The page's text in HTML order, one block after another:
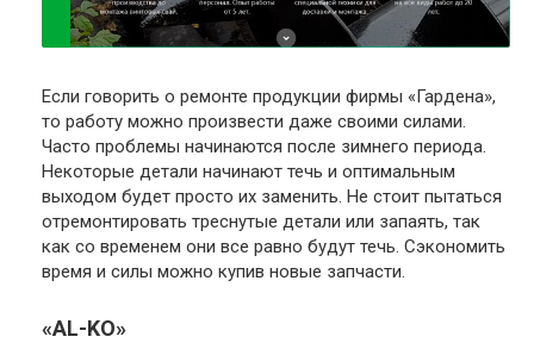
Если говорить о ремонте продукции фирмы «Гардена»,
то работу можно произвести даже своими силами.
Часто проблемы начинаются после зимнего периода.
Некоторые детали начинают течь и оптимальным
выходом будет просто их заменить. Не стоит пытаться
отремонтировать треснутые детали или запаять, так
как со временем они все равно будут течь. Сэкономить
время и силы можно купив новые запчасти.
«AL-KO»